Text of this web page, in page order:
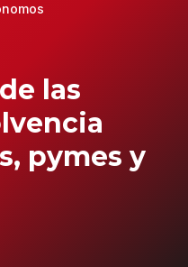
las
pymes y